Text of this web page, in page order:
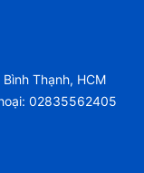
Thạnh, HCM
02835562405